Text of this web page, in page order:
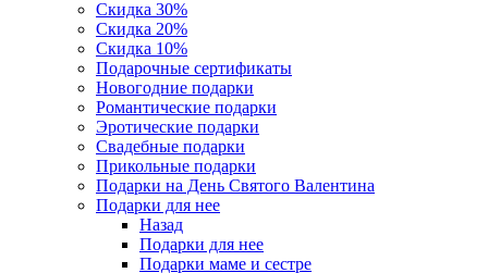
Скидка 30%
Скидка 20%
Скидка 10%
Подарочные сертификаты
Новогодние подарки
Романтические подарки
Эротические подарки
Свадебные подарки
Прикольные подарки
Подарки на День Святого Валентина
Подарки для нее
Назад
Подарки для нее
Подарки маме и сестре